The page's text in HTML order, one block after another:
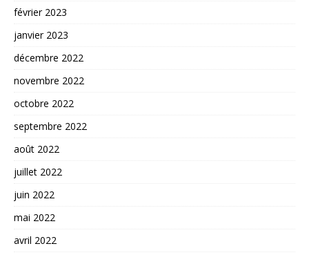
février 2023
janvier 2023
décembre 2022
novembre 2022
octobre 2022
septembre 2022
août 2022
juillet 2022
juin 2022
mai 2022
avril 2022